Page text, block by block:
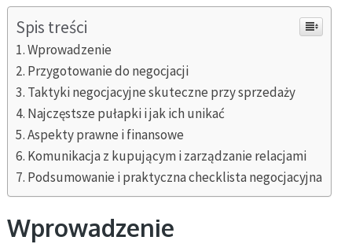
Spis treści
Wprowadzenie
Przygotowanie do negocjacji
Taktyki negocjacyjne skuteczne przy sprzedaży
Najczęstsze pułapki i jak ich unikać
Aspekty prawne i finansowe
Komunikacja z kupującym i zarządzanie relacjami
Podsumowanie i praktyczna checklista negocjacyjna
Wprowadzenie